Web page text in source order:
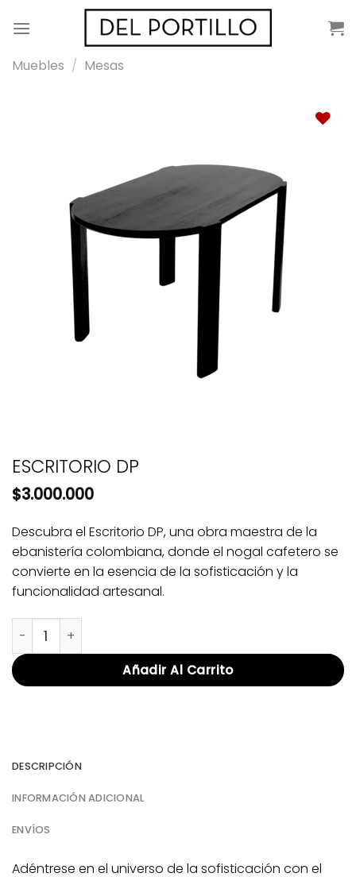
Muebles / Mesas
ESCRITORIO DP
$3.000.000
Descubra el Escritorio DP, una obra maestra de la
ebanistería colombiana, donde el nogal cafetero se
convierte en la esencia de la sofisticación y la
funcionalidad artesanal.
Añadir Al Carrito
DESCRIPCIÓN
INFORMACIÓN ADICIONAL
ENVÍOS
Adéntrese en el universo de la sofisticación con el